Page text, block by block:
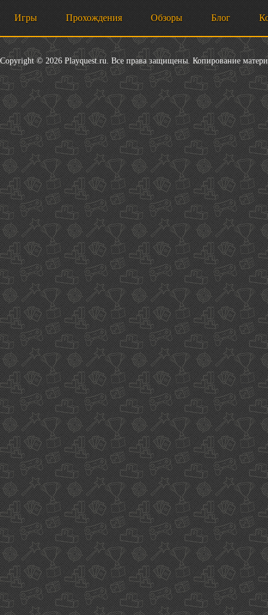
Игры Прохождения Обзоры Блог
Copyright © 2026 Playquest.ru. Все права защищены. Копирование